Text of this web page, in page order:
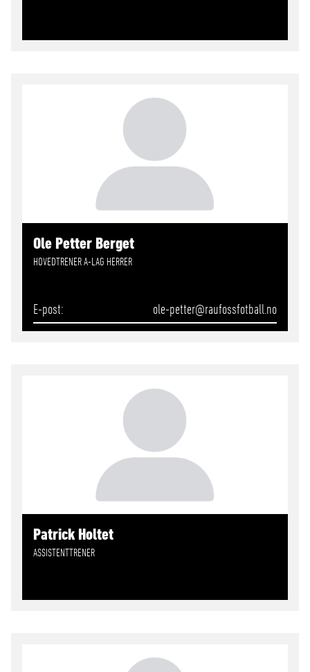
Ole Petter Berget
HOVEDTRENER A-LAG HERRER
E-post ole-petter@raufossfotball.no
Patrick Holtet
ASSISTENTTRENER